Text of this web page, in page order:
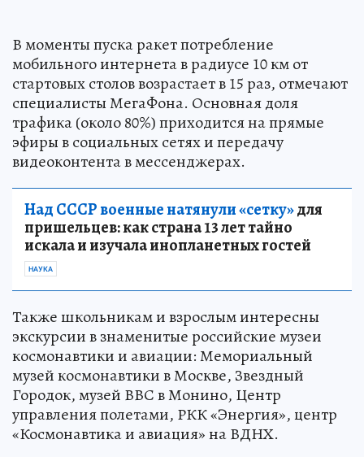
В моменты пуска ракет потребление
мобильного интернета в радиусе 10 км от
стартовых столов возрастает в 15 раз, отмечают
специалисты МегаФона. Основная доля
трафика (около 80%) приходится на прямые
эфиры в социальных сетях и передачу
видеоконтента в мессенджерах.
Над СССР военные натянули «сетку»для
пришельцев: как страна 13 лет тайно
искала и изучала инопланетных гостей
НАУКА
Также школьникам и взрослым интересны
экскурсии в знаменитые российские музеи
космонавтики и авиации: Мемориальный
музей космонавтики в Москве, Звездный
Городок, музей ВВС в Монино, Центр
управления полетами, РКК «Энергия», центр
«Космонавтика и авиация» на ВДНХ.